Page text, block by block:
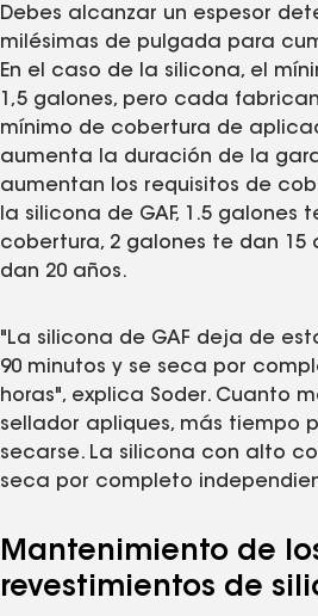
Debes alcanzar un espesor
milésimas de pulgada para
En el caso de la silicona, el
1,5 galones, pero cada
mínimo de cobertura de
aumenta la duración de la
aumentan los requisitos de
la silicona de GAF, 1.5 galones
cobertura, 2 galones te dan 15
dan 20 años.
"La silicona de GAF deja de
90 minutos y se seca por
horas", explica Soder. Cuanto
sellador apliques, más tiempo
secarse. La silicona con alto
seca por completo
Mantenimiento de
revestimientos de